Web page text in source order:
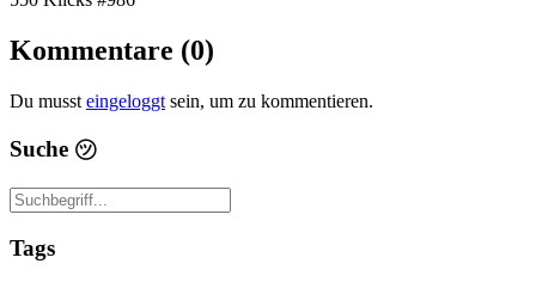
Kommentare (0)
Du musst eingeloggt sein, um zu kommentieren.
Suche ㋡
Tags